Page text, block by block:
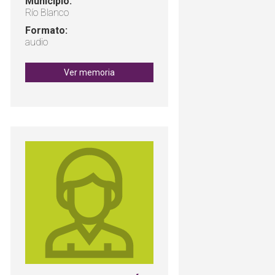
Río Blanco
Formato:
audio
Ver memoria